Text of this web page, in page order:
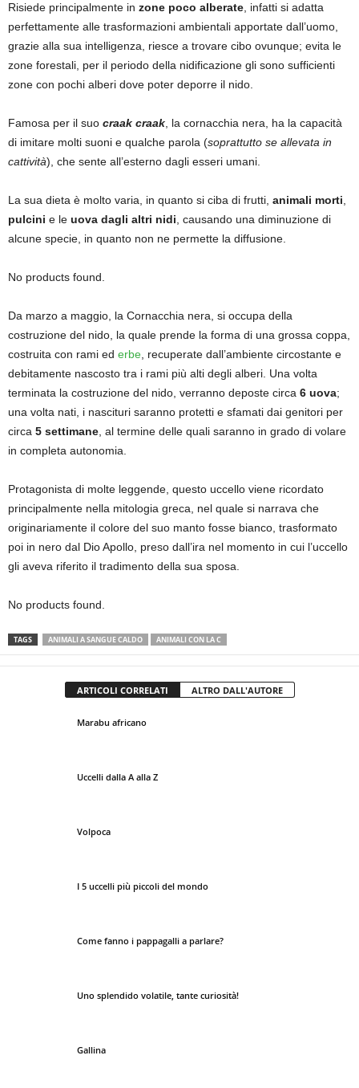
Risiede principalmente in zone poco alberate , infatti si adatta
perfettamente alle trasformazioni ambientali apportate dall’uomo,
grazie alla sua intelligenza, riesce a trovare cibo ovunque; evita le
zone forestali, per il periodo della nidificazione gli sono sufficienti
zone con pochi alberi dove poter deporre il nido.
Famosa per il suo craak craak , la cornacchia nera, ha la capacità
di imitare molti suoni e qualche parola (soprattutto se allevata in
cattività), che sente all’esterno dagli esseri umani.
La sua dieta è molto varia, in quanto si ciba di frutti, animali morti
pulcini e le uova dagli altri nidi , causando una diminuzione di
alcune specie, in quanto non ne permette la diffusione.
No products found.
Da marzo a maggio, la Cornacchia nera, si occupa della
costruzione del nido, la quale prende la forma di una grossa coppa,
costruita con rami ed erbe , recuperate dall’ambiente circostante e
debitamente nascosto tra i rami più alti degli alberi. Una volta
terminata la costruzione del nido, verranno deposte circa 6 uova;
una volta nati, i nascituri saranno protetti e sfamati dai genitori per
circa 5 settimane , al termine delle quali saranno in grado di volare
in completa autonomia.
Protagonista di molte leggende, questo uccello viene ricordato
principalmente nella mitologia greca, nel quale si narrava che
originariamente il colore del suo manto fosse bianco, trasformato
poi in nero dal Dio Apollo, preso dall’ira nel momento in cui l’uccello
gli aveva riferito il tradimento della sua sposa.
No products found.
TAGS ANIMALI A SANGUE CALDO ANIMALI CON LA C
ARTICOLI CORRELATI ALTRO DALL'AUTORE
Marabu africano
Uccelli dalla A alla Z
Volpoca
I 5 uccelli più piccoli del mondo
Come fanno i pappagalli a parlare?
Uno splendido volatile, tante curiosità!
Gallina